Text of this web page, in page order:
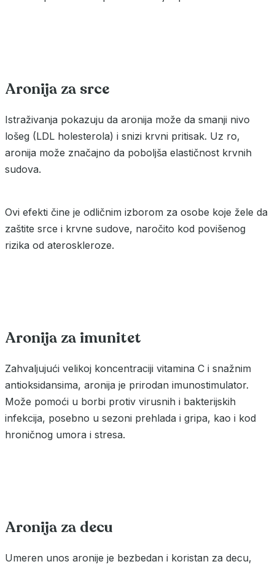
Aronija za srce
Istraživanja pokazuju da aronija može da smanji nivo
lošeg (LDL holesterola) i snizi krvni pritisak. Uz ro,
aronija može značajno da poboljša elastičnost krvnih
sudova.
Ovi efekti čine je odličnim izborom za osobe koje žele da
zaštite srce i krvne sudove, naročito kod povišenog
rizika od ateroskleroze.
Aronija za imunitet
Zahvaljujući velikoj koncentraciji vitamina C i snažnim
antioksidansima, aronija je prirodan imunostimulator.
Može pomoći u borbi protiv virusnih i bakterijskih
infekcija, posebno u sezoni prehlada i gripa, kao i kod
hroničnog umora i stresa.
Aronija za decu
Umeren unos aronije je bezbedan i koristan za decu,